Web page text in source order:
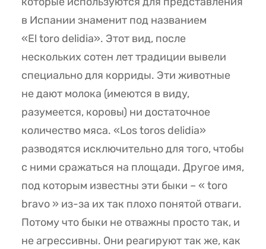
в Испании знаменит под названием
«El toro delidia». Этот вид, после
нескольких сотен лет традиции вывели
специально для корриды. Эти животные
не дают молока (имеются в виду,
разумеется, коровы) ни достаточное
количество мяса. «Los toros delidia»
разводятся исключительно для того, чтобы
с ними сражаться на площади. Другое имя,
под которым известны эти быки – « toro
bravo » из-за их так плохо понятой отваги.
Потому что быки не отважны просто так, и
не агрессивны. Они реагируют так же, как